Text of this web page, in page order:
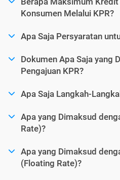
Konsumen Melalui KPR?
Apa Saja Persyaratan
Dokumen Apa Saja yang
Pengajuan KPR?
Apa Saja Langkah-
Apa yang Dimaksud
Rate)?
Apa yang Dimaksud
(Floating Rate)?